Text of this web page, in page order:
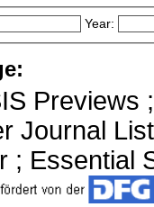
Year:
Previews
Journal
; Essential